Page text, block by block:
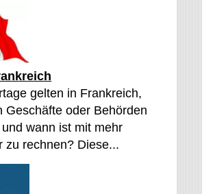
gelten in Frankreich,
Geschäfte oder Behörden
wann ist mit mehr
zu rechnen? Diese...